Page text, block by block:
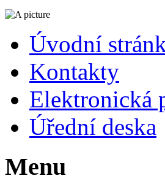
Úvodní
Kontakty
Elektronická
Úřední deska
Menu